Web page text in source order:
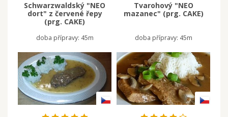
Schwarzwaldský "NEO
dort" z červené řepy
(prg. CAKE)
doba přípravy: 45m
Tvarohový "NEO
mazanec" (prg. CAKE)
doba přípravy: 45m